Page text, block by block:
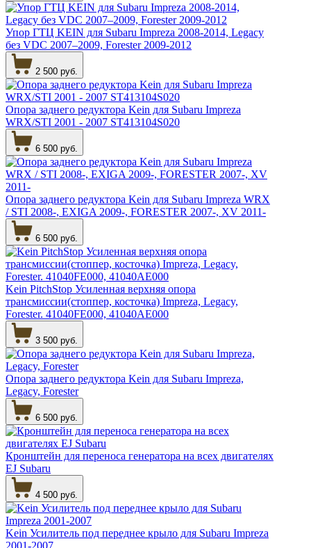
Упор ГТЦ KEIN для Subaru Impreza 2008-2014, Legacy
без VDC 2007–2009, Forester 2009-2012
2 500 руб.
Опора заднего редуктора Kein для Subaru Impreza
WRX/STI 2001 - 2007 ST413104S020
6 500 руб.
Опора заднего редуктора Kein для Subaru Impreza WRX
/ STI 2008-, EXIGA 2009-, FORESTER 2007-, XV 2011-
6 500 руб.
Kein PitchStop Усиленная верхняя опора
трансмиссии(стоппер, косточка) Impreza, Legacy,
Forester. 41040FE000, 41040AE000
3 500 руб.
Опора заднего редуктора Kein для Subaru Impreza,
Legacy, Forester
6 500 руб.
Кронштейн для переноса генератора на всех двигателях
EJ Subaru
4 500 руб.
Kein Усилитель под переднее крыло для Subaru Impreza
2001-2007